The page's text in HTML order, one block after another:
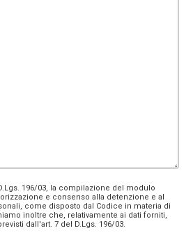
196/03, la compilazione del modulo
e consenso alla detenzione e al
come disposto dal Codice in materia di
inoltre che, relativamente ai dati forniti,
dall'art. 7 del D.Lgs. 196/03.